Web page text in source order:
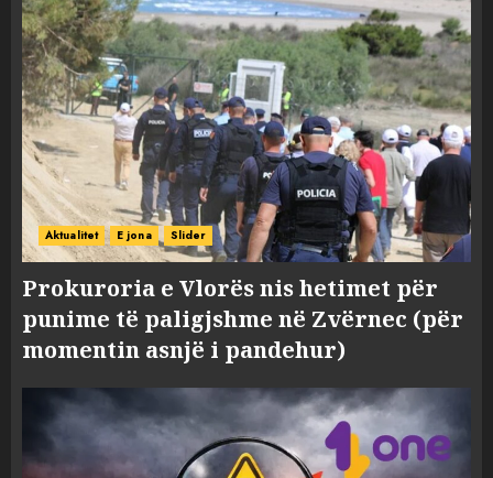
Aktualitet E jona Slider
Prokuroria e Vlorës nis hetimet për
punime të paligjshme në Zvërnec (për
momentin asnjë i pandehur)